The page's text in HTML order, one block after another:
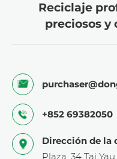
Reciclaje
preciosos
+852 69382050
Dirección de la
Plaza, 34 Tai